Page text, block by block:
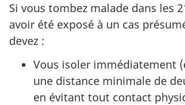
Si vous tombez malade dans les
avoir été exposé à un cas
devez :
Vous isoler immédiatement
une distance minimale de
en évitant tout contact